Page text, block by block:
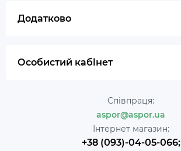
Додатково
Особистий кабінет
Співпраця:
aspor@aspor.ua
Інтернет магазин:
+38 (093)-04-05-066;